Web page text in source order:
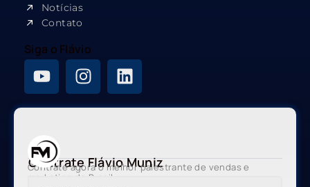
Notícias
Contato
Siga o Flávio
Contrate Flávio Muniz
Contrate agora o melhor palestrante de vendas e
marketing do Brasil